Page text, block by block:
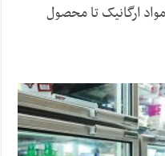
ارگانیک تا محصول